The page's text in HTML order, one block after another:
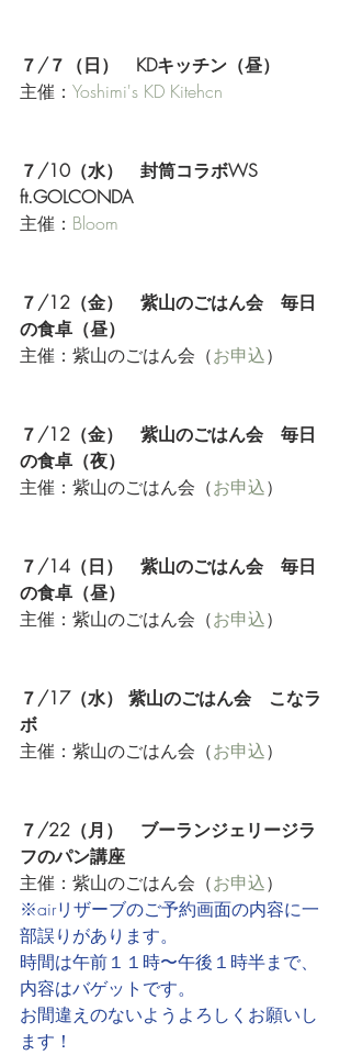
７/７（日）　KDキッチン（昼）
主催： Yoshimi's KD Kitehcn
７/10（水）　封筒コラボWS
ft.GOLCONDA
主催： Bloom
７/12（金）　紫山のごはん会　毎日
の食卓（昼）
主催：紫山のごはん会（お申込）
７/12（金）　紫山のごはん会　毎日
の食卓（夜）
主催：紫山のごはん会（お申込）
７/14（日）　紫山のごはん会　毎日
の食卓（昼）
主催：紫山のごはん会（お申込）
７/17（水） 紫山のごはん会　こなラ
ボ
主催：紫山のごはん会（お申込）
７/22（月）　ブーランジェリージラ
フのパン講座
主催：紫山のごはん会（お申込）
※airリザーブのご予約画面の内容に一
部誤りがあります。
時間は午前１１時〜午後１時半まで、
内容はバゲットです。
お間違えのないようよろしくお願いし
ます！